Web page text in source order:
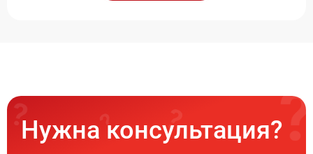
Нужна консультация?